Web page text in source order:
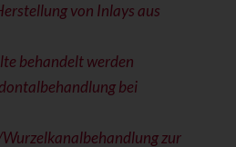
von Inlays aus
behandelt werden
bei
zur